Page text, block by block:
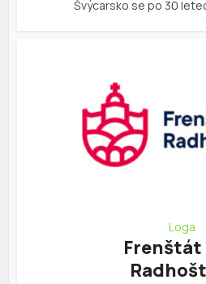
Švýcarsko se po 30
Loga
Frenštát